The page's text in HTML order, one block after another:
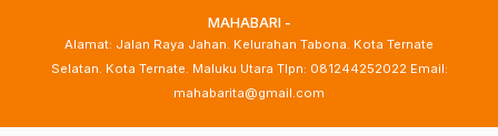
MAHABARI -
Alamat: Jalan Raya Jahan. Kelurahan Tabona. Kota Ternate
Selatan. Kota Ternate. Maluku Utara Tlpn: 081244252022 Email:
mahabarita@gmail.com